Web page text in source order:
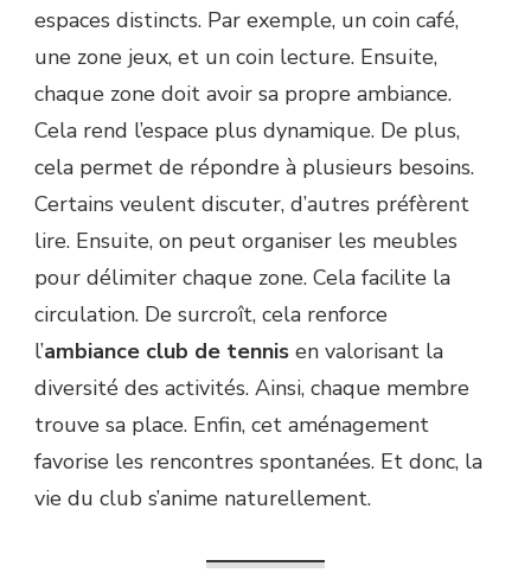
espaces distincts. Par exemple, un coin café,
une zone jeux, et un coin lecture. Ensuite,
chaque zone doit avoir sa propre ambiance.
Cela rend l’espace plus dynamique. De plus,
cela permet de répondre à plusieurs besoins.
Certains veulent discuter, d’autres préfèrent
lire. Ensuite, on peut organiser les meubles
pour délimiter chaque zone. Cela facilite la
circulation. De surcroît, cela renforce
l’ambiance club de tennis en valorisant la
diversité des activités. Ainsi, chaque membre
trouve sa place. Enfin, cet aménagement
favorise les rencontres spontanées. Et donc, la
vie du club s’anime naturellement.